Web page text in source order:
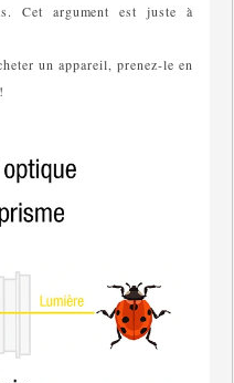
Cet argument est juste à
un appareil, prenez-le en